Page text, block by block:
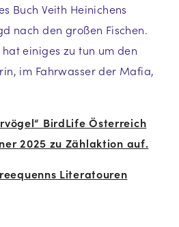
Buch Veith Heinichens
nach den großen Fischen.
einiges zu tun um den
im Fahrwasser der Mafia,
BirdLife Österreich
2025 zu Zählaktion auf.
Literatouren